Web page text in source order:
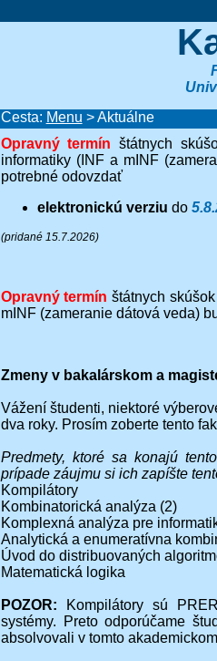
Cesta: Menu > Aktuálne
Opravný termín štátnych
informatiky (INF a mINF
potrebné odovzdať
elektronickú verziu do
(pridané 15.7.2026)
Opravný termín štátnych
mINF (zameranie dátová veda)
Zmeny v bakalárskom a
Vážení študenti, niektoré
dva roky. Prosím zoberte tento
Predmety, ktoré sa konajú
prípade záujmu si ich zapíšte
Kompilátory
Kombinatorická analýza (2)
Komplexná analýza pre
Analytická a enumeratívna
Úvod do distribuovaných
Matematická logika
POZOR: Kompilátory sú
systémy. Preto odporúčame
absolvovali v tomto